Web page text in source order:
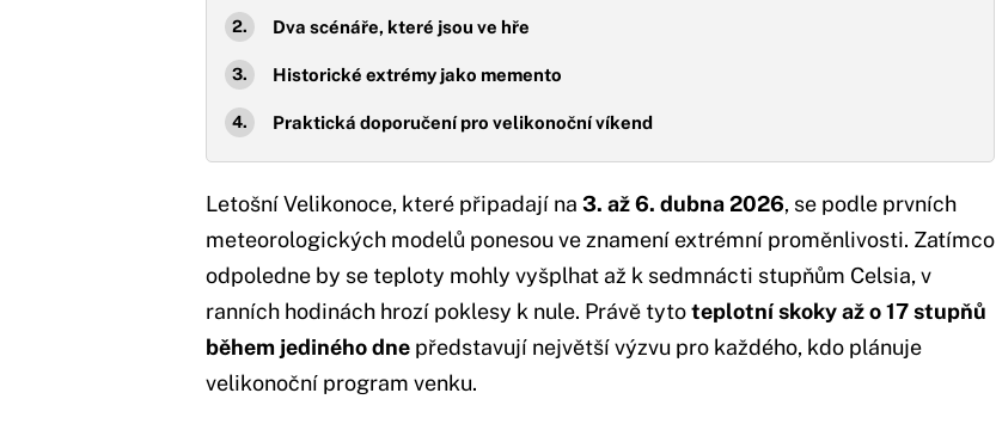
Dva scénáře, které jsou ve hře
Historické extrémy jako memento
Praktická doporučení pro velikonoční víkend
Letošní Velikonoce, které připadají na 3. až 6. dubna 2026, se podle prvních
meteorologických modelů ponesou ve znamení extrémní proměnlivosti. Zatímco
odpoledne by se teploty mohly vyšplhat až k sedmnácti stupňům Celsia, v
ranních hodinách hrozí poklesy k nule. Právě tytoteplotní skoky až o 17 stupňů
během jediného dne představují největší výzvu pro každého, kdo plánuje
velikonoční program venku.